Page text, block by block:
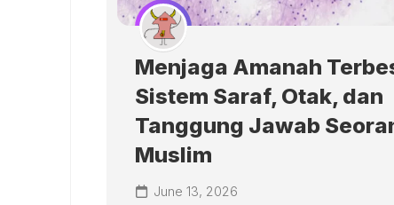
Menjaga Amanah
Sistem Saraf, Otak, dan
Tanggung Jawab
Muslim
June 13, 2026